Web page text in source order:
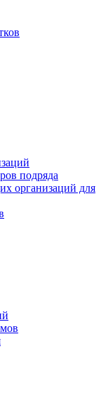
подряда
организаций для